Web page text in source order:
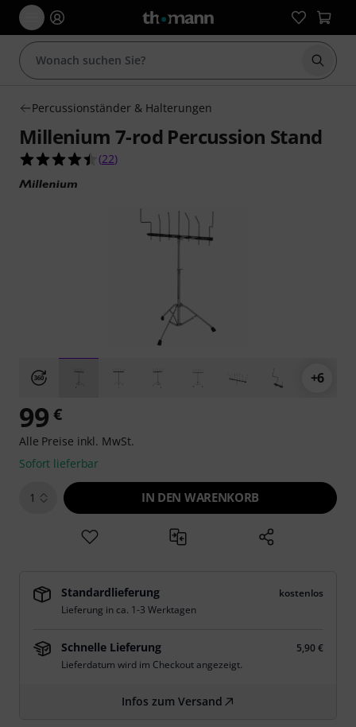
Suche
Percussionständer & Halterungen
Millenium 7-rod Percussion Stand
4.5 von 5 Sternen aus 22 Kundenbewertungen
(22)
+6
99 €
Alle Preise inkl. MwSt.
Sofort lieferbar
1 IN DEN WARENKORB
Standardlieferung
kostenlos
Lieferung in ca. 1-3 Werktagen
Schnelle Lieferung
5,90 €
Lieferdatum wird im Checkout angezeigt.
Infos zum Versand